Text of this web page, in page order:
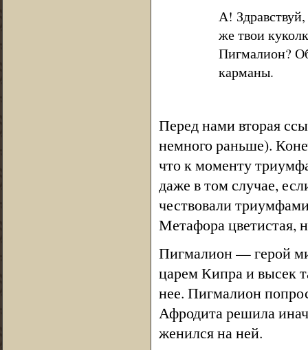
А!
же твои
Пигмалион?
карманы.
Перед нами вторая
немного раньше).
что к моменту
даже в том случае,
чествовали
Метафора цветистая,
Пигмалион — герой
царем Кипра и высек
нее. Пигмалион
Афродита решила
женился на ней.